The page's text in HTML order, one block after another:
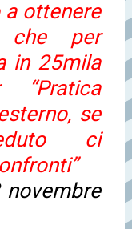
ottenere
che per
in 25mila
“Pratica
se
ci